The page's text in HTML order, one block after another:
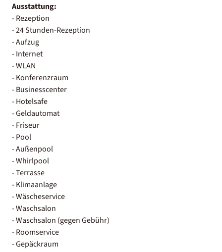
Ausstattung:
- Rezeption
- 24 Stunden-Rezeption
- Aufzug
- Internet
- WLAN
- Konferenzraum
- Businesscenter
- Hotelsafe
- Geldautomat
- Friseur
- Pool
- Außenpool
- Whirlpool
- Terrasse
- Klimaanlage
- Wäscheservice
- Waschsalon
- Waschsalon (gegen Gebühr)
- Roomservice
- Gepäckraum